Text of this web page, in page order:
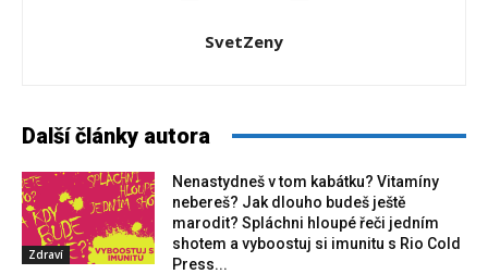
SvetZeny
Další články autora
Zdraví
Nenastydneš v tom kabátku? Vitamíny
nebereš? Jak dlouho budeš ještě
marodit? Spláchni hloupé řeči jedním
shotem a vyboostuj si imunitu s Rio Cold
Press...